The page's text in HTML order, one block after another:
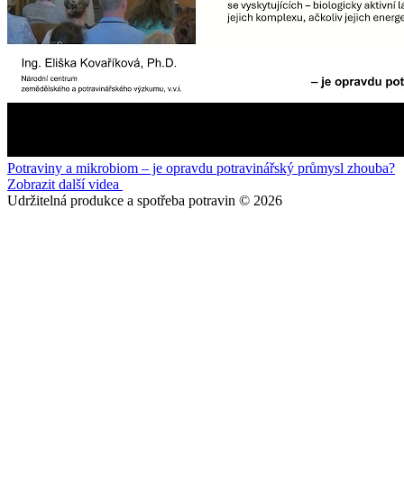
Potraviny a mikrobiom – je opravdu potravinářský průmysl zhouba?
Zobrazit další videa
Udržitelná produkce a spotřeba potravin © 2026